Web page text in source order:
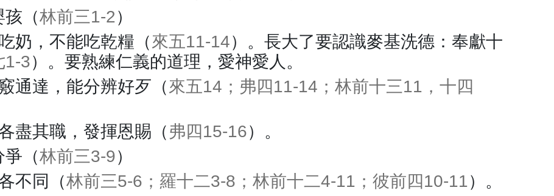
孩（林前三1-2）
奶，不能吃乾糧（來五11-14）。長大了要認識麥基洗德：奉獻十
1-3）。要熟練仁義的道理，愛神愛人。
通達，能分辨好歹（來五14；弗四11-14；林前十三11，十四
盡其職，發揮恩賜（弗四15-16）。
爭（林前三3-9）
不同（林前三5-6；羅十二3-8；林前十二4-11；彼前四10-11）。